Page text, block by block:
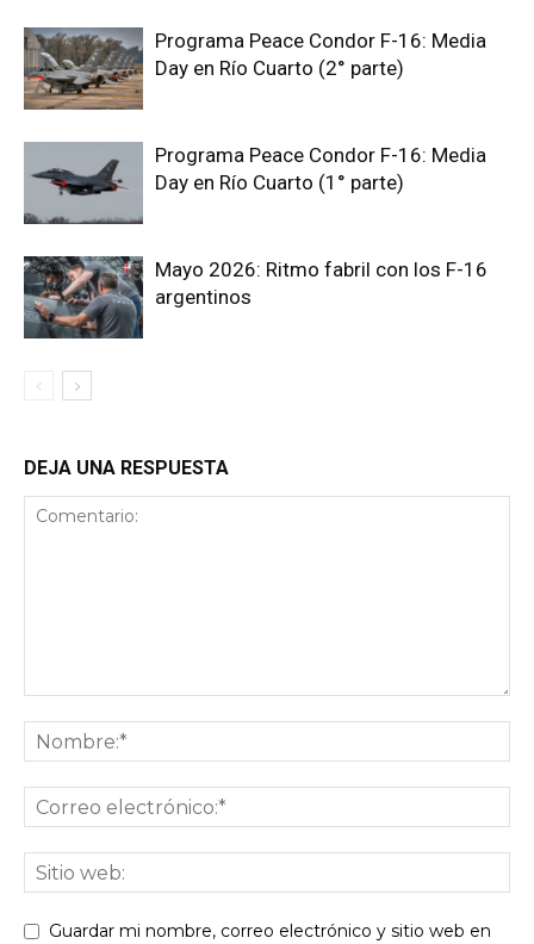
Programa Peace Condor F-16: Media
Day en Río Cuarto (2° parte)
Programa Peace Condor F-16: Media
Day en Río Cuarto (1° parte)
Mayo 2026: Ritmo fabril con los F-16
argentinos
DEJA UNA RESPUESTA
Guardar mi nombre, correo electrónico y sitio web en